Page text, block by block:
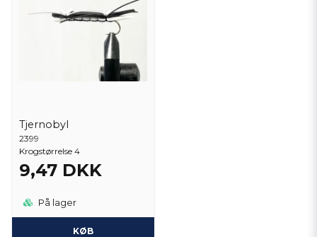
Tjernobyl
2399
Krogstørrelse 4
9,47 DKK
På lager
KØB